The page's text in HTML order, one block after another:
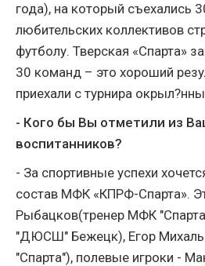
года), на который съехались
любительских коллективов
футболу. Тверская «Спарта»
30 команд – это хороший
приехали с турнира
- Кого бы Вы отметили из
воспитанников?
- За спортивные успехи
состав МФК «КПРФ-Спарта».
Рыбацков(тренер МФК
"ДЮСШ" Бежецк), Егор
"Спарта"), полевые игроки -